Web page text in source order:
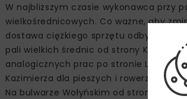
W najbliższym czasie wykonawca przy
wielkośrednicowych. Co ważne, aby
dostawa ciężkiego sprzętu odbywa się
pali wielkich średnic od strony
analogicznych prac po stronie
Kazimierza dla pieszych i rowerzystów
Na bulwarze Wołyńskim od strony